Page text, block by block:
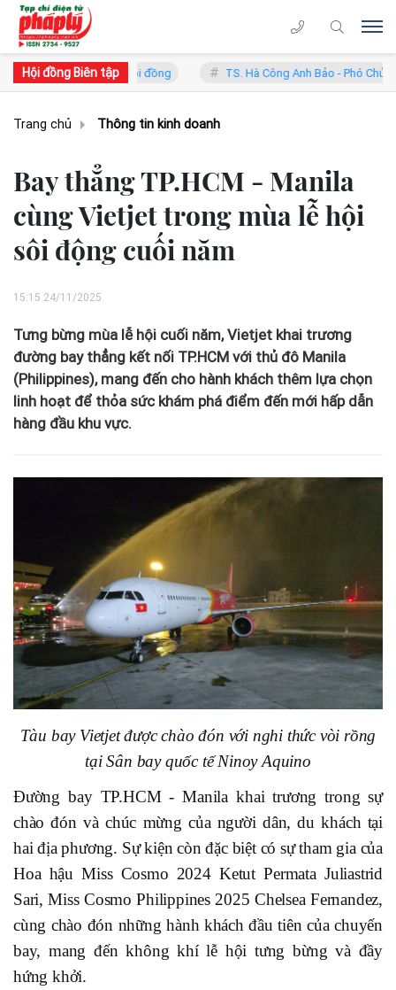
Hội đồng Biên tập
Chủ tịch Hội đồng TS. Hà Công Anh Bảo - Phó Chủ tịch thường
Trang chủ Thông tin kinh doanh
Bay thẳng TP.HCM - Manila
cùng Vietjet trong mùa lễ hội
sôi động cuối năm
15:15 24/11/2025
Tưng bừng mùa lễ hội cuối năm, Vietjet khai trương
đường bay thẳng kết nối TP.HCM với thủ đô Manila
(Philippines), mang đến cho hành khách thêm lựa chọn
linh hoạt để thỏa sức khám phá điểm đến mới hấp dẫn
hàng đầu khu vực.
Tàu bay Vietjet được chào đón với nghi thức vòi rồng
tại Sân bay quốc tế Ninoy Aquino
Đường bay TP.HCM - Manila khai trương trong sự
chào đón và chúc mừng của người dân, du khách tại
hai địa phương. Sự kiện còn đặc biệt có sự tham gia của
Hoa hậu Miss Cosmo 2024 Ketut Permata Juliastrid
Sari, Miss Cosmo Philippines 2025 Chelsea Fernandez,
cùng chào đón những hành khách đầu tiên của chuyến
bay, mang đến không khí lễ hội tưng bừng và đầy
hứng khởi.